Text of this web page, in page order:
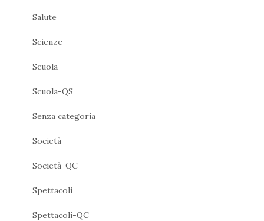
Salute
Scienze
Scuola
Scuola-QS
Senza categoria
Società
Società-QC
Spettacoli
Spettacoli-QC